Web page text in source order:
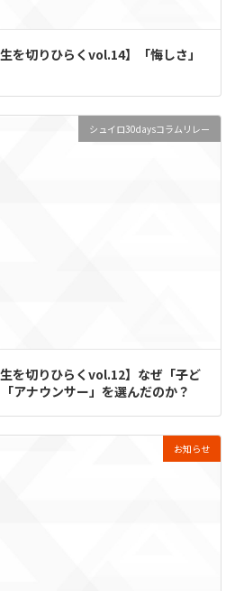
を切りひらくvol.14】「悔しさ」
シュイロ30daysコラムリレー
生を切りひらくvol.12】なぜ「子ど
アナウンサー」を選んだのか？
お知らせ